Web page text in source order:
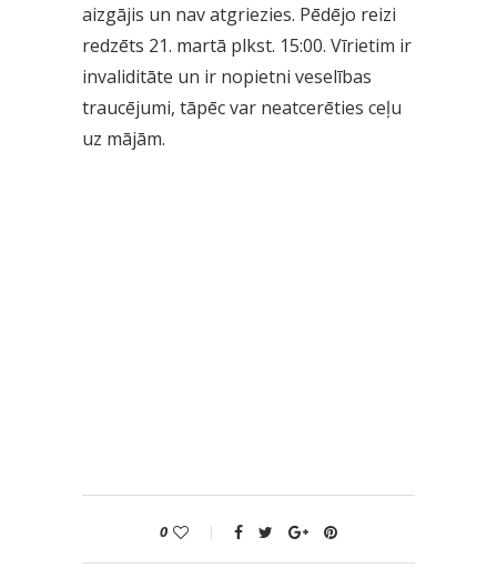
aizgājis un nav atgriezies. Pēdējo reizi
redzēts 21. martā plkst. 15:00. Vīrietim ir
invaliditāte un ir nopietni veselības
traucējumi, tāpēc var neatcerēties ceļu
uz mājām.
0